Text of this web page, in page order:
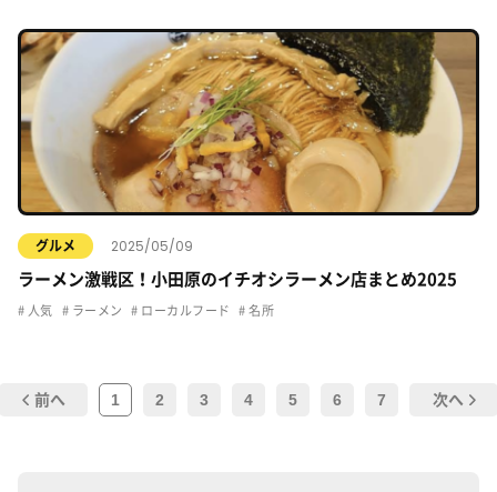
グルメ 2025/05/09
ラーメン激戦区！小田原のイチオシラーメン店まとめ2025
人気 ラーメン ローカルフード 名所
前へ 1 2 3 4 5 6 7 次へ